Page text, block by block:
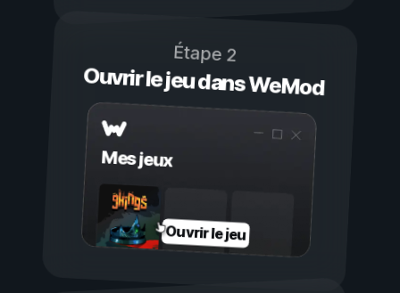
Étape 2
Ouvrir le jeu dans WeMod
Mes jeux
Ouvrir le jeu